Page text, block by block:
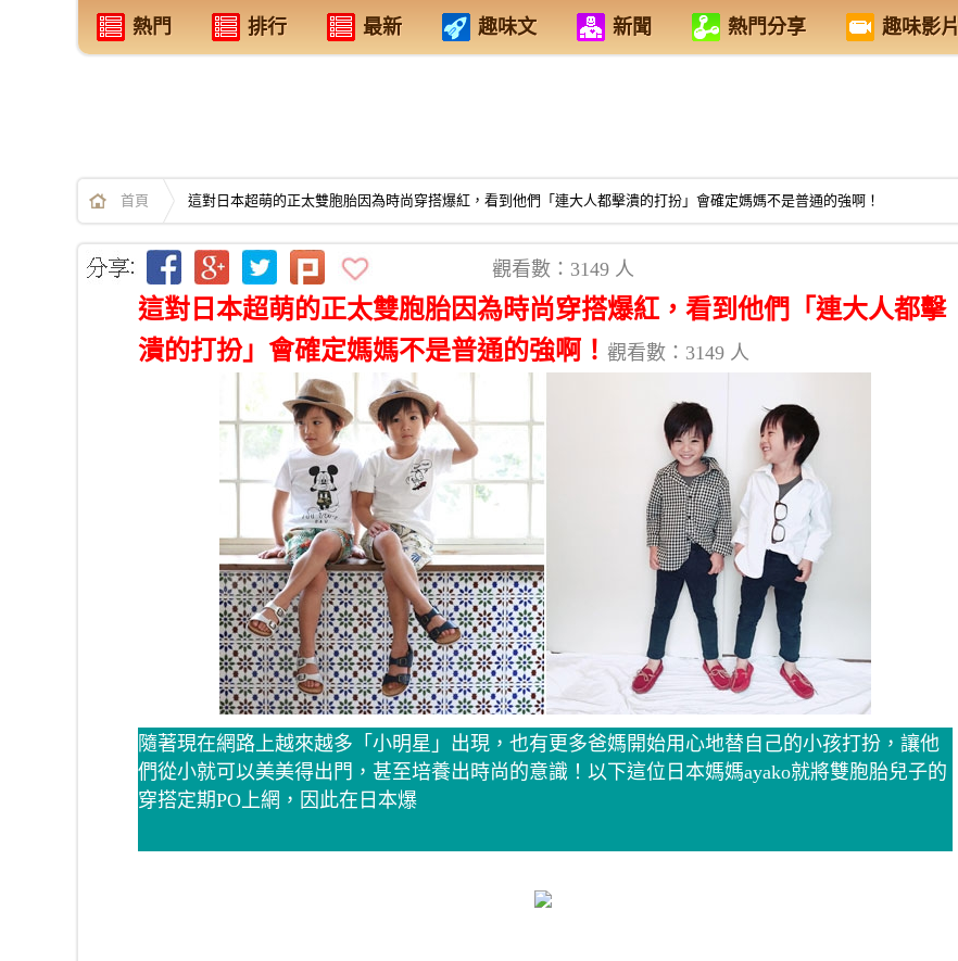
熱門 排行 最新 趣味文 新聞 熱門分享 趣味影片
首頁 這對日本超萌的正太雙胞胎因為時尚穿搭爆紅，看到他們「連大人都擊潰的打扮」會確定媽媽不是普通的強啊！
觀看數：3149 人
這對日本超萌的正太雙胞胎因為時尚穿搭爆紅，看到他們「連大人都擊
潰的打扮」會確定媽媽不是普通的強啊！ 觀看數：3149 人
隨著現在網路上越來越多「小明星」出現，也有更多爸媽開始用心地替自己的小孩打扮，讓他
們從小就可以美美得出門，甚至培養出時尚的意識！以下這位日本媽媽ayako就將雙胞胎兒子的
穿搭定期PO上網，因此在日本爆